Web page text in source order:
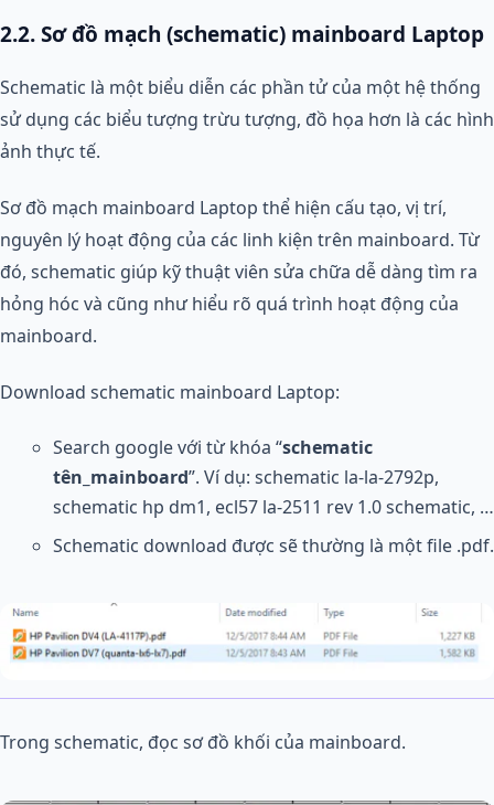
2.2. Sơ đồ mạch (schematic) mainboard Laptop
Schematic là một biểu diễn các phần tử của một hệ thống
sử dụng các biểu tượng trừu tượng, đồ họa hơn là các hình
ảnh thực tế.
Sơ đồ mạch mainboard Laptop thể hiện cấu tạo, vị trí,
nguyên lý hoạt động của các linh kiện trên mainboard. Từ
đó, schematic giúp kỹ thuật viên sửa chữa dễ dàng tìm ra
hỏng hóc và cũng như hiểu rõ quá trình hoạt động của
mainboard.
Download schematic mainboard Laptop:
Search google với từ khóa “schematic
tên_mainboard”. Ví dụ: schematic la-la-2792p,
schematic hp dm1, ecl57 la-2511 rev 1.0 schematic, …
Schematic download được sẽ thường là một file .pdf.
Trong schematic, đọc sơ đồ khối của mainboard.